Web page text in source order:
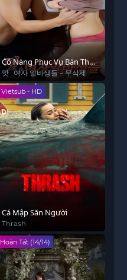
Cô Nàng Phục Vụ Bán Thời
Gian
맛 : 여자 알바생들 – 무삭제
Vietsub - HD
Cá Mập Săn Người
Thrash
Hoàn Tất (14/14)